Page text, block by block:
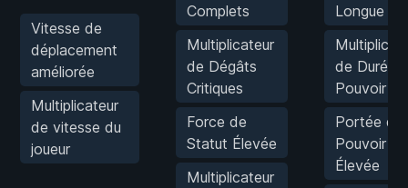
Vitesse de
déplacement
améliorée
Multiplicateur
de vitesse du
joueur
Complets
Multiplicateur
de Dégâts
Critiques
Force de
Statut Élevée
Multiplicateur
Longue
de Durée
Pouvoir
Portée de
Pouvoir
Élevée